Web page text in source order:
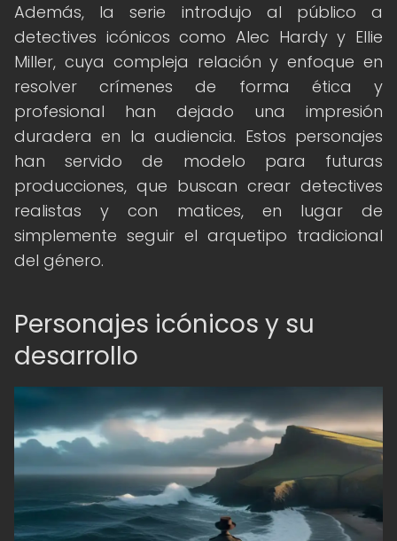
Además, la serie introdujo al público a
detectives icónicos como Alec Hardy y Ellie
Miller, cuya compleja relación y enfoque en
resolver crímenes de forma ética y
profesional han dejado una impresión
duradera en la audiencia. Estos personajes
han servido de modelo para futuras
producciones, que buscan crear detectives
realistas y con matices, en lugar de
simplemente seguir el arquetipo tradicional
del género.
Personajes icónicos y su
desarrollo